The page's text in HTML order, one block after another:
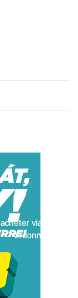
acheter viagra sans
ordonnance